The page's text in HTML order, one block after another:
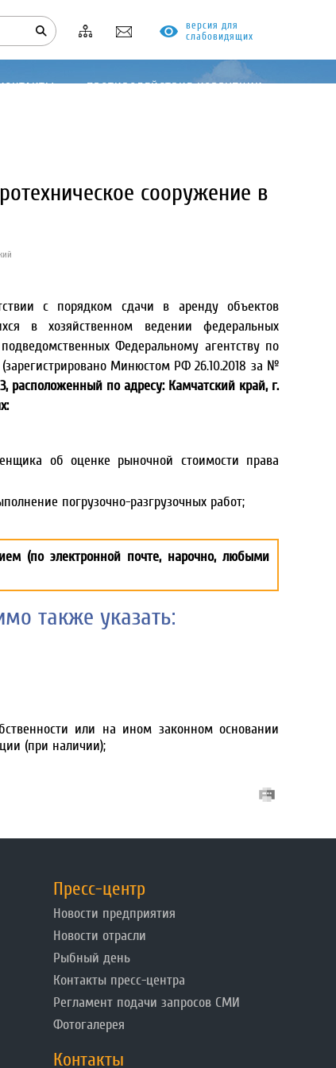
версия для
слабовидящих
ПРОТИВОДЕЙСТВИЕ КОРРУПЦИИ
сооружение в
с порядком сдачи в аренду объектов
в хозяйственном ведении федеральных
Федеральному агентству по
Минюстом РФ 26.10.2018 за №
по адресу: Камчатский край, г.
об оценке рыночной стоимости права
погрузочно-разгрузочных работ;
(по электронной почте, нарочно, любыми
также указать:
или на ином законном основании
(при наличии);
Пресс-центр
Новости предприятия
Новости отрасли
Рыбный день
Контакты пресс-центра
Регламент подачи запросов СМИ
Фотогалерея
Контакты